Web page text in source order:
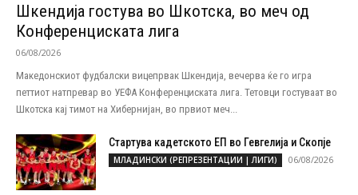
Шкендија гостува во Шкотска, во меч од
Конференциската лига
06/08/2026
Македонскиот фудбалски вицепрвак Шкендија, вечерва ќе го игра
петтиот натпревар во УЕФА Конференциската лига. Тетовци гостуваат во
Шкотска кај тимот на Хибернијан, во првиот меч...
Стартува кадетското ЕП во Гевгелија и Скопје
МЛАДИНСКИ (РЕПРЕЗЕНТАЦИИ | ЛИГИ) 06/08/2026